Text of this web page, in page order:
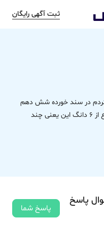
ثبت آگهی رایگان
کردم در سند خورده شش دهم
دانگ مشاع از یک دانگ و دو دهم مشاع از 6 دانگ این یعنی چند
پاسخ
پاسخ شما